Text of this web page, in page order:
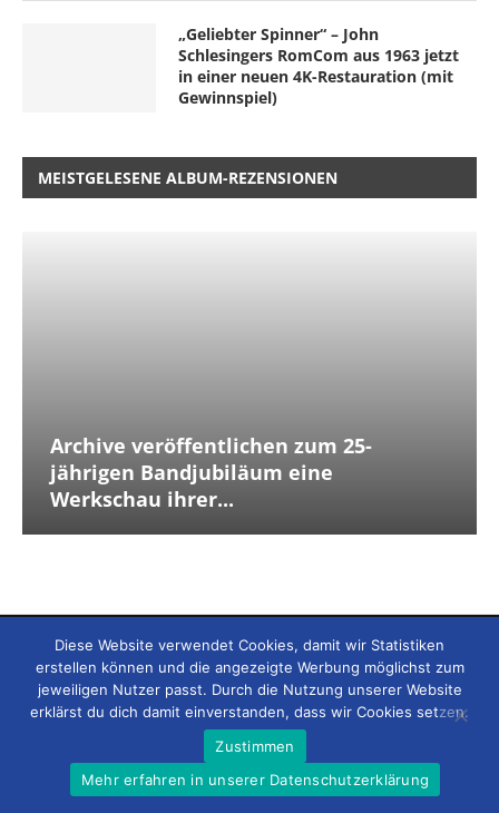
„Geliebter Spinner“ – John
Schlesingers RomCom aus 1963 jetzt
in einer neuen 4K-Restauration (mit
Gewinnspiel)
MEISTGELESENE ALBUM-REZENSIONEN
Archive veröffentlichen zum 25-
jährigen Bandjubiläum eine
Werkschau ihrer...
ÜBER UNSER MAGAZIN
Diese Website verwendet Cookies, damit wir Statistiken
erstellen können und die angezeigte Werbung möglichst zum
jeweiligen Nutzer passt. Durch die Nutzung unserer Website
erklärst du dich damit einverstanden, dass wir Cookies setzen.
Zustimmen
Mehr erfahren in unserer Datenschutzerklärung